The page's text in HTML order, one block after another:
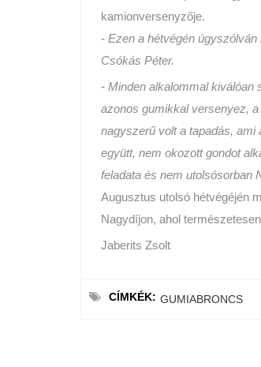
kamionversenyzője.
- Ezen a hétvégén
Csókás Péter.
- Minden alkalommal kiválóan
azonos gumikkal versenyez,
nagyszerű volt a tapadás,
együtt, nem okozott gondot
feladata és nem utolsósorban
Augusztus utolsó hétvégéjén
Nagydíjon, ahol
Jaberits Zsolt
CÍMKÉK: GUMIABRONCS